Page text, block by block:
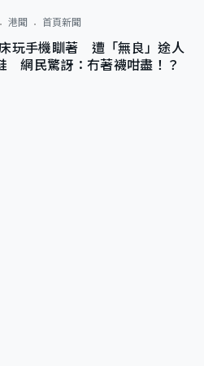
港聞 首頁新聞
床玩手機瞓著 遭「無良」途人
網民驚訝：冇著襪咁盡！？